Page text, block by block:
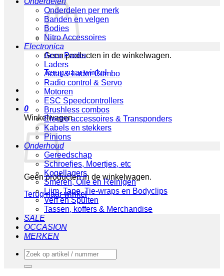
Geen producten in de winkelwagen.
Terug naar winkel
0
Winkelwagen
Geen producten in de winkelwagen.
Terug naar winkel
Onderdelen per merk
Banden en velgen
Bodies
Nitro Accessoires
Electronica
Accu Packs
Laders
Accu & Lader Combo
Radio control & Servo
Motoren
ESC Speedcontrollers
Brushless combos
Electro accessoires & Transponders
Kabels en stekkers
Pinions
Onderhoud
Gereedschap
Schroefjes, Moertjes, etc
Kogellagers
Smeren, Olie en Reinigen
Lijm, Tape, Tie-wraps en Bodyclips
Verf en Spuiten
Tassen, koffers & Merchandise
SALE
OCCASION
MERKEN
Zoeken
naar: